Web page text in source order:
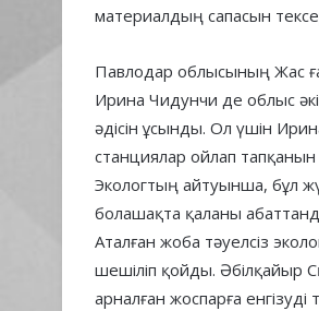
материалдың сапасын
Павлодар облысының Жас
Ирина Чидунчи де облыс
әдісін ұсынды. Ол үшін
станциялар ойлап
Экологтың айтуынша, бұл
болашақта қаланы
Аталған жоба тәуелсіз
шешіліп қойды. Әбілқайыр
арналған жоспарға енгізуді